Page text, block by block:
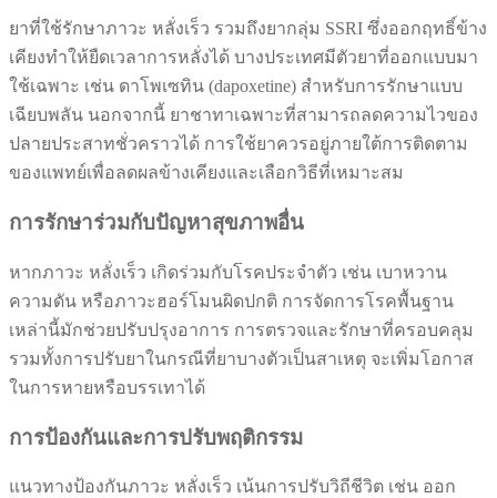
ยาที่ใช้รักษาภาวะ หลั่งเร็ว รวมถึงยากลุ่ม SSRI ซึ่งออกฤทธิ์ข้าง
เคียงทำให้ยืดเวลาการหลั่งได้ บางประเทศมีตัวยาที่ออกแบบมา
ใช้เฉพาะ เช่น ดาโพเซทิน (dapoxetine) สำหรับการรักษาแบบ
เฉียบพลัน นอกจากนี้ ยาชาทาเฉพาะที่สามารถลดความไวของ
ปลายประสาทชั่วคราวได้ การใช้ยาควรอยู่ภายใต้การติดตาม
ของแพทย์เพื่อลดผลข้างเคียงและเลือกวิธีที่เหมาะสม
การรักษาร่วมกับปัญหาสุขภาพอื่น
หากภาวะ หลั่งเร็ว เกิดร่วมกับโรคประจำตัว เช่น เบาหวาน
ความดัน หรือภาวะฮอร์โมนผิดปกติ การจัดการโรคพื้นฐาน
เหล่านี้มักช่วยปรับปรุงอาการ การตรวจและรักษาที่ครอบคลุม
รวมทั้งการปรับยาในกรณีที่ยาบางตัวเป็นสาเหตุ จะเพิ่มโอกาส
ในการหายหรือบรรเทาได้
การป้องกันและการปรับพฤติกรรม
แนวทางป้องกันภาวะ หลั่งเร็ว เน้นการปรับวิถีชีวิต เช่น ออก